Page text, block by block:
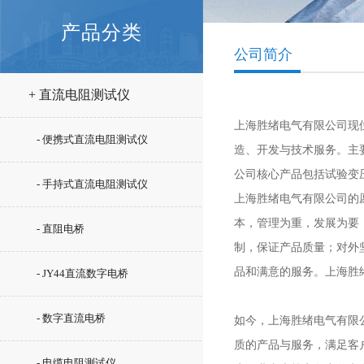
产品分类
+ 直流电阻测试仪
- 便携式直流电阻测试仪
- 手持式直流电阻测试仪
- 直阻电桥
- JY44直流数字电桥
- 数字直流电桥
公司简介
上海胜绪电气有限公司现
造、开发与技术服务。主
公司核心产品包括试验变
上海胜绪电气有限公司
本，管理为重，发展为要
制，保证产品质量；对
品和满意的服务。上海
如今，上海胜绪电气有限
质的产品与服务，满足